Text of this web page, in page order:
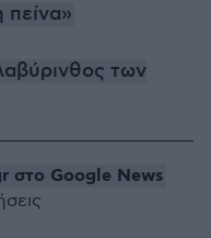
πείνα»
των
στο Google News